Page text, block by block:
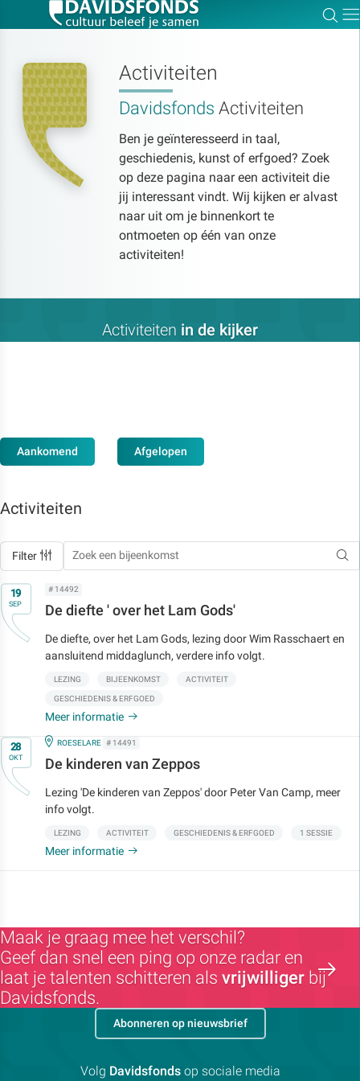
Activiteiten
Davidsfonds Activiteiten
Ben je geïnteresseerd in taal,
geschiedenis, kunst of erfgoed? Zoek
op deze pagina naar een activiteit die
jij interessant vindt. Wij kijken er alvast
naar uit om je binnenkort te
ontmoeten op één van onze
activiteiten!
Activiteiten in de kijker
Aankomend Afgelopen
Activiteiten
Filter
Op19
SEP
# 14492
De diefte ' over het Lam Gods'
De diefte, over het Lam Gods, lezing door Wim Rasschaert en
aansluitend middaglunch, verdere info volgt.
LEZING BIJEENKOMST ACTIVITEIT
GESCHIEDENIS & ERFGOED
Meer informatie
Op28
OKT
IN
ROESELARE # 14491
De kinderen van Zeppos
Lezing 'De kinderen van Zeppos' door Peter Van Camp, meer
info volgt.
LEZING ACTIVITEIT GESCHIEDENIS & ERFGOED 1 SESSIE
Meer informatie
Maak je graag mee het verschil?
Geef dan snel een ping op onze radar en
laat je talenten schitteren als vrijwilliger bij
Davidsfonds.
Abonneren op nieuwsbrief
Volg Davidsfondsop sociale media
Zoek:
Zoeken